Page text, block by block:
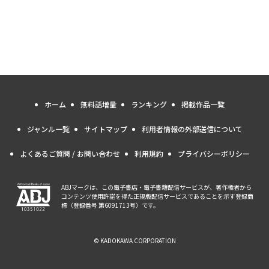
ホーム 無料話増量 ランキング 掲載作品一覧
ジャンル一覧 サイトマップ 利用者情報の外部送信について
よくあるご質問 / お問い合わせ 利用規約 プライバシーポリシー
ABJマークは、この電子書店・電子書籍配信サービスが、著作権者から
コンテンツ使用許諾を得た正規版配信サービスであることを示す登録商
標（登録番号 第6091713号）です。
© KADOKAWA CORPORATION